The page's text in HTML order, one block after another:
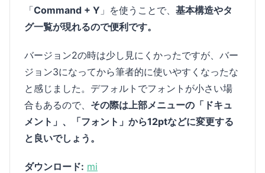
「Command + Y 」を使うことで、 基本構造やタ
グ一覧が現れるので便利です。
バージョン2の時は少し見にくかったですが、バー
ジョン3になってから筆者的に使いやすくなったな
と感じました。デフォルトでフォントが小さい場
合もあるので、 その際は上部メニューの「ドキュ
メント」、「フォント」から12ptなどに変更する
と良いでしょう。
ダウンロード: mi